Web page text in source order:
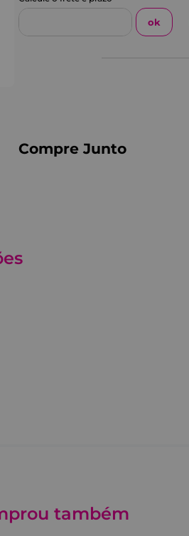
Compre Junto
também